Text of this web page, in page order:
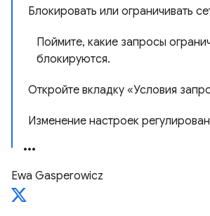
Блокировать или ограничивать
Поймите, какие запросы
блокируются.
Откройте вкладку «Условия
Изменение настроек
Ewa Gasperowicz